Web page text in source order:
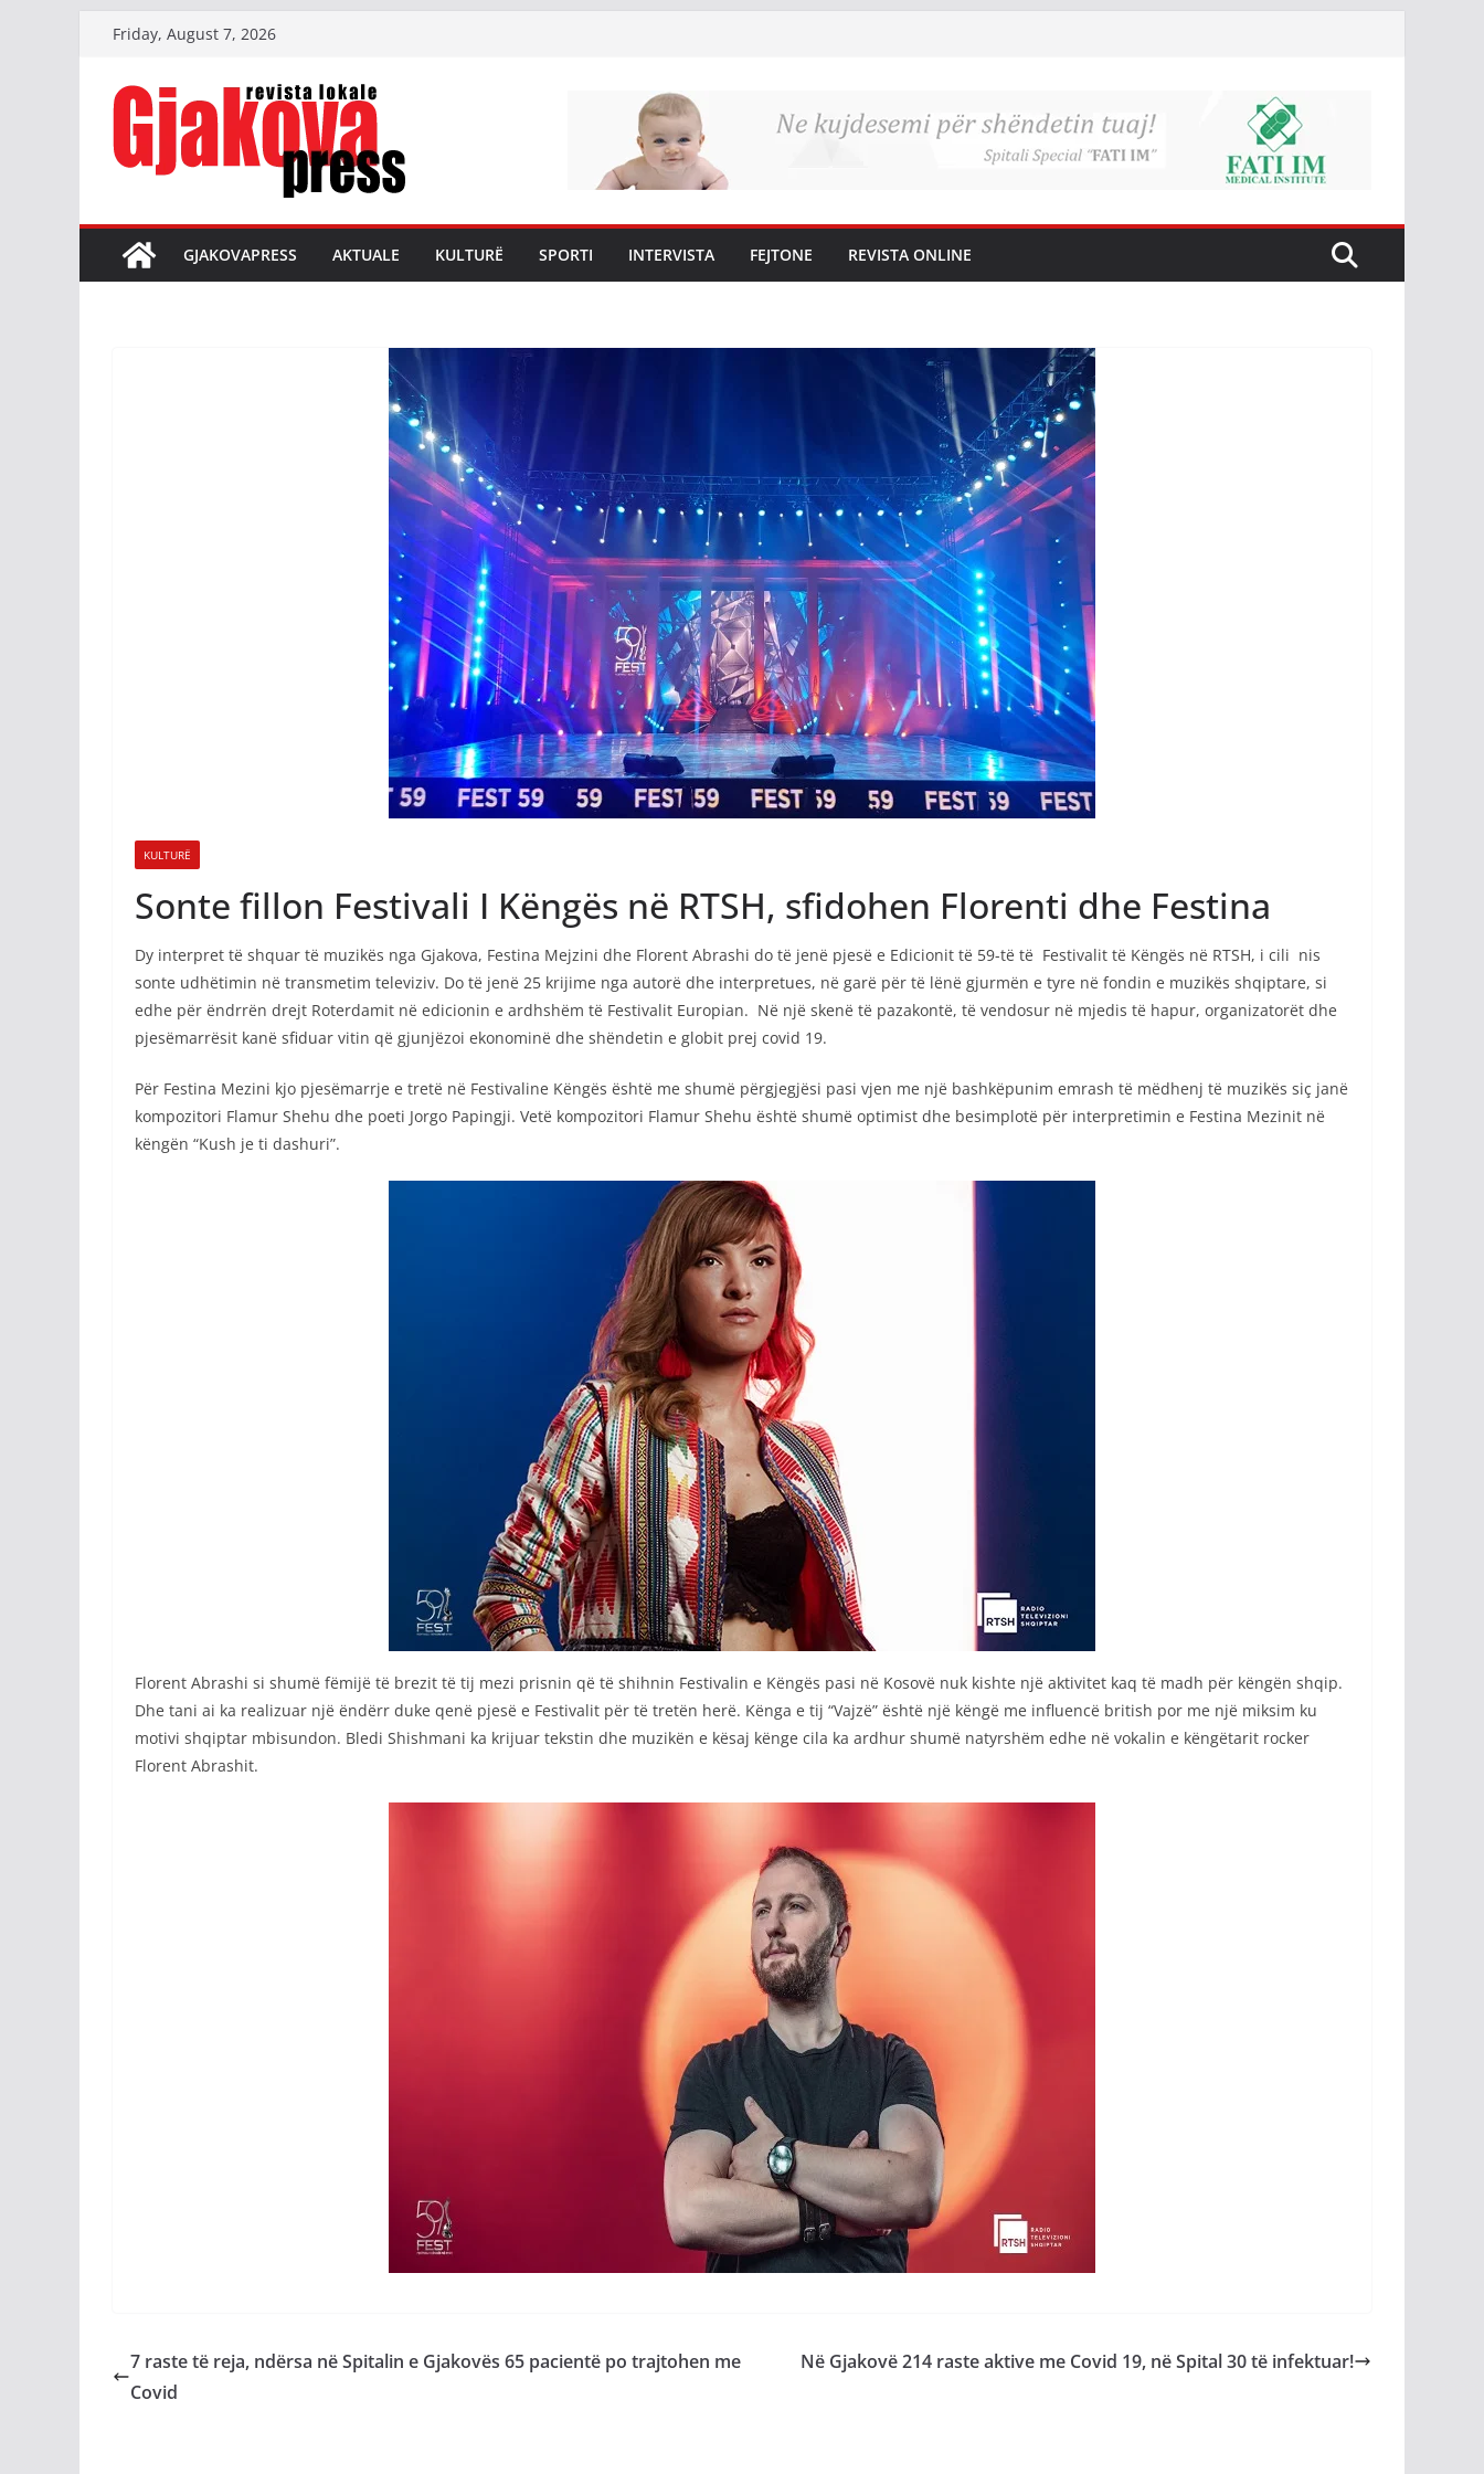
content
Friday, August 7, 2026
GJAKOVAPRESS AKTUALE KULTURË SPORTI INTERVISTA FEJTONE REVISTA ONLINE
KULTURË
Sonte fillon Festivali I Këngës në RTSH, sfidohen Florenti dhe Festina
Dy interpret të shquar të muzikës nga Gjakova, Festina Mejzini dhe Florent Abrashi do të jenë pjesë e Edicionit të 59-të të Festivalit të Këngës në RTSH, i cili nis
sonte udhëtimin në transmetim televiziv. Do të jenë 25 krijime nga autorë dhe interpretues, në garë për të lënë gjurmën e tyre në fondin e muzikës shqiptare, si
edhe për ëndrrën drejt Roterdamit në edicionin e ardhshëm të Festivalit Europian. Në një skenë të pazakontë, të vendosur në mjedis të hapur, organizatorët dhe
pjesëmarrësit kanë sfiduar vitin që gjunjëzoi ekonominë dhe shëndetin e globit prej covid 19.
Për Festina Mezini kjo pjesëmarrje e tretë në Festivaline Këngës është me shumë përgjegjësi pasi vjen me një bashkëpunim emrash të mëdhenj të muzikës siç janë
kompozitori Flamur Shehu dhe poeti Jorgo Papingji. Vetë kompozitori Flamur Shehu është shumë optimist dhe besimplotë për interpretimin e Festina Mezinit në
këngën “Kush je ti dashuri”.
Florent Abrashi si shumë fëmijë të brezit të tij mezi prisnin që të shihnin Festivalin e Këngës pasi në Kosovë nuk kishte një aktivitet kaq të madh për këngën shqip.
Dhe tani ai ka realizuar një ëndërr duke qenë pjesë e Festivalit për të tretën herë. Kënga e tij “Vajzë” është një këngë me influencë british por me një miksim ku
motivi shqiptar mbisundon. Bledi Shishmani ka krijuar tekstin dhe muzikën e kësaj kënge cila ka ardhur shumë natyrshëm edhe në vokalin e këngëtarit rocker
Florent Abrashit.
7 raste të reja, ndërsa në Spitalin e Gjakovës 65 pacientë po trajtohen me
Covid
Në Gjakovë 214 raste aktive me Covid 19, në Spital 30 të infektuar!